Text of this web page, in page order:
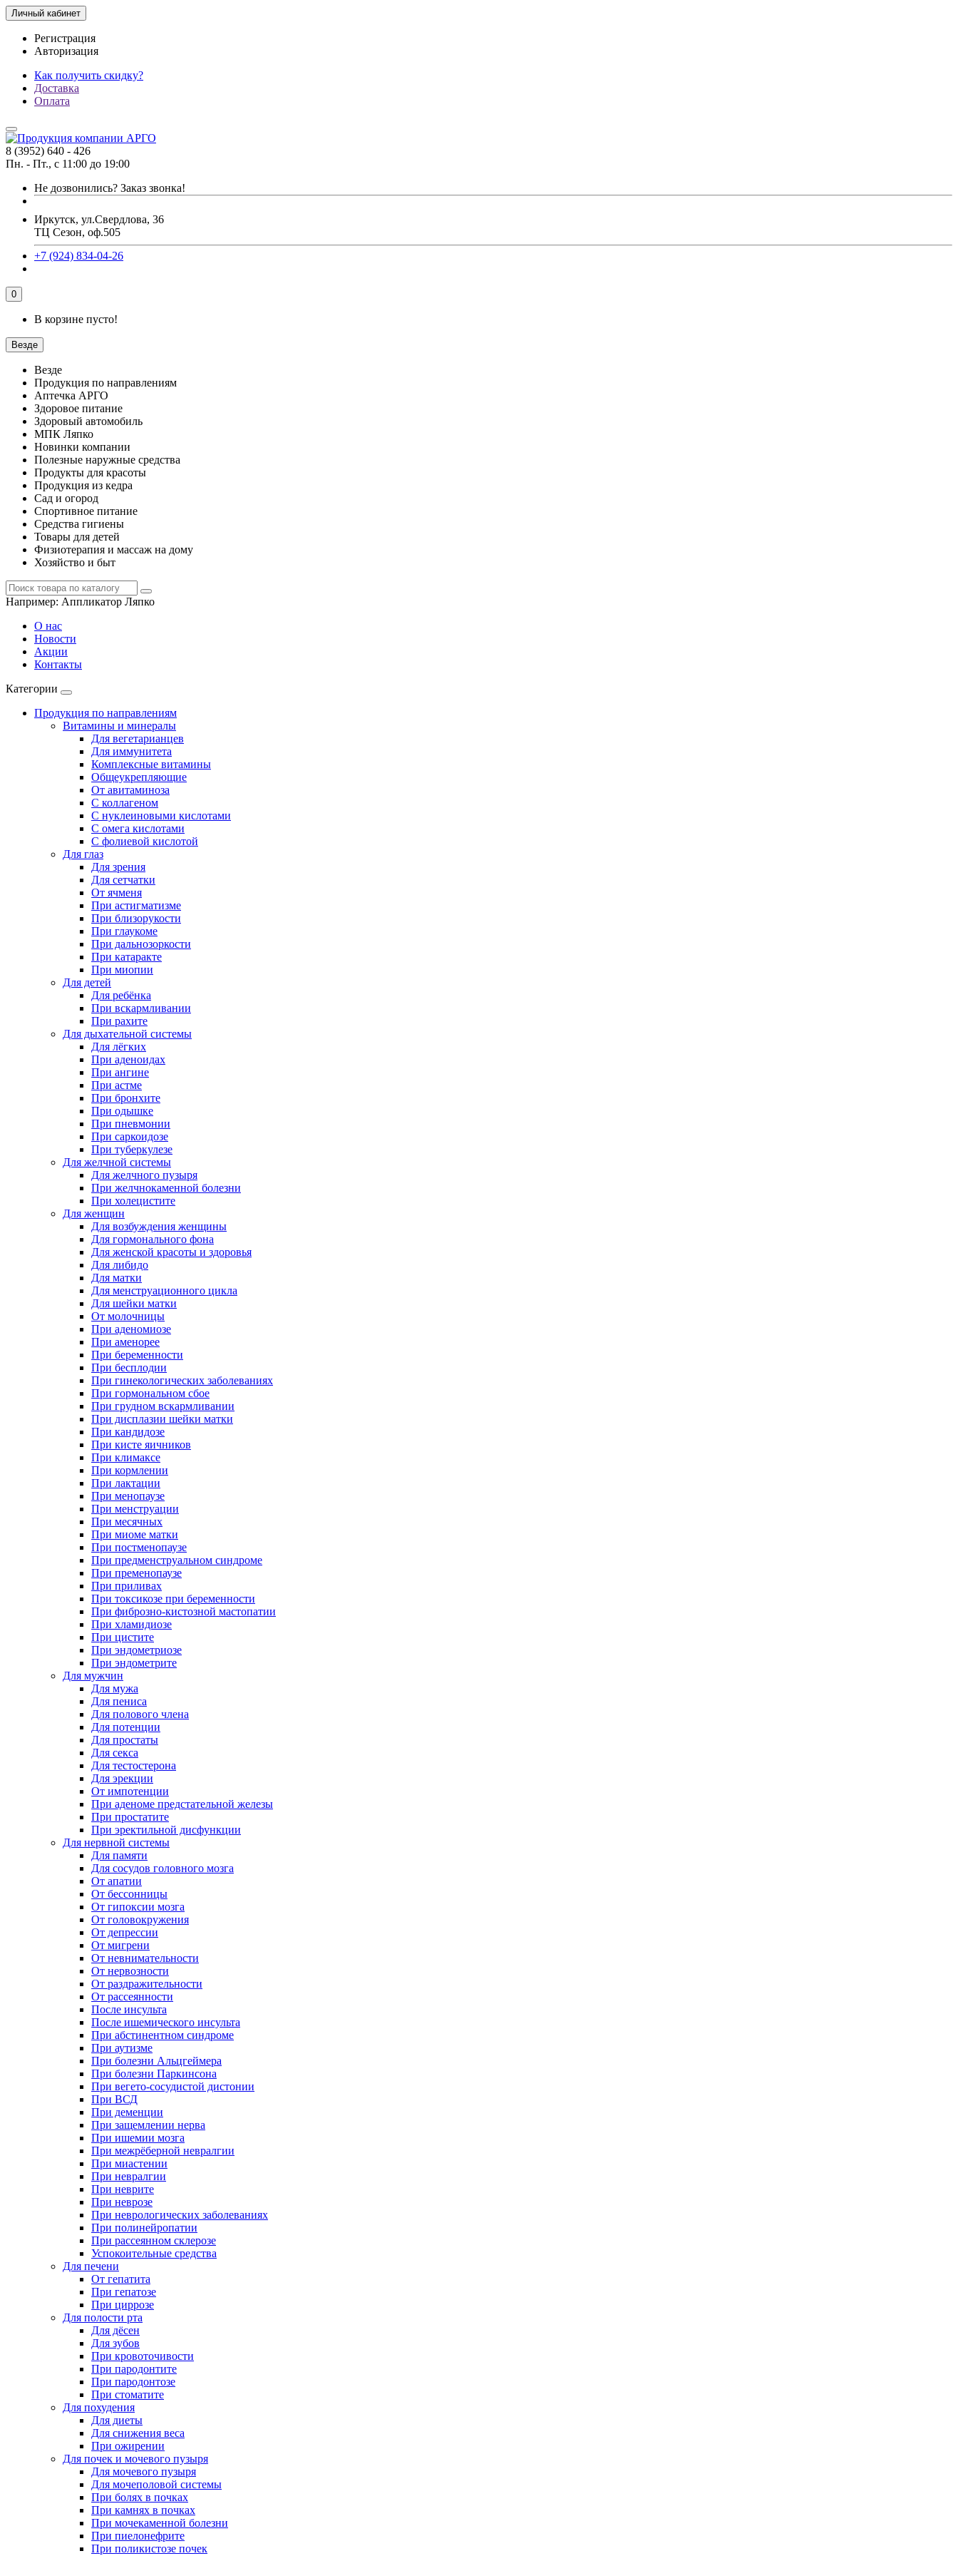
Личный кабинет
Регистрация
Авторизация
Как получить скидку?
Доставка
Оплата
8 (3952) 640 - 426
Пн. - Пт., с 11:00 до 19:00
Не дозвонились? Заказ звонка!
Иркутск, ул.Свердлова, 36
ТЦ Сезон, оф.505
+7 (924) 834-04-26
0
В корзине пусто!
Везде
Везде
Продукция по направлениям
Аптечка АРГО
Здоровое питание
Здоровый автомобиль
МПК Ляпко
Новинки компании
Полезные наружные средства
Продукты для красоты
Продукция из кедра
Сад и огород
Спортивное питание
Средства гигиены
Товары для детей
Физиотерапия и массаж на дому
Хозяйство и быт
Например: Аппликатор Ляпко
О нас
Новости
Акции
Контакты
Категории
Продукция по направлениям
Витамины и минералы
Для вегетарианцев
Для иммунитета
Комплексные витамины
Общеукрепляющие
От авитаминоза
С коллагеном
С нуклеиновыми кислотами
С омега кислотами
С фолиевой кислотой
Для глаз
Для зрения
Для сетчатки
От ячменя
При астигматизме
При близорукости
При глаукоме
При дальнозоркости
При катаракте
При миопии
Для детей
Для ребёнка
При вскармливании
При рахите
Для дыхательной системы
Для лёгких
При аденоидах
При ангине
При астме
При бронхите
При одышке
При пневмонии
При саркоидозе
При туберкулезе
Для желчной системы
Для желчного пузыря
При желчнокаменной болезни
При холецистите
Для женщин
Для возбуждения женщины
Для гормонального фона
Для женской красоты и здоровья
Для либидо
Для матки
Для менструационного цикла
Для шейки матки
От молочницы
При аденомиозе
При аменорее
При беременности
При бесплодии
При гинекологических заболеваниях
При гормональном сбое
При грудном вскармливании
При дисплазии шейки матки
При кандидозе
При кисте яичников
При климаксе
При кормлении
При лактации
При менопаузе
При менструации
При месячных
При миоме матки
При постменопаузе
При предменструальном синдроме
При пременопаузе
При приливах
При токсикозе при беременности
При фиброзно-кистозной мастопатии
При хламидиозе
При цистите
При эндометриозе
При эндометрите
Для мужчин
Для мужа
Для пениса
Для полового члена
Для потенции
Для простаты
Для секса
Для тестостерона
Для эрекции
От импотенции
При аденоме предстательной железы
При простатите
При эректильной дисфункции
Для нервной системы
Для памяти
Для сосудов головного мозга
От апатии
От бессонницы
От гипоксии мозга
От головокружения
От депрессии
От мигрени
От невнимательности
От нервозности
От раздражительности
От рассеянности
После инсульта
После ишемического инсульта
При абстинентном синдроме
При аутизме
При болезни Альцгеймера
При болезни Паркинсона
При вегето-сосудистой дистонии
При ВСД
При деменции
При защемлении нерва
При ишемии мозга
При межрёберной невралгии
При миастении
При невралгии
При неврите
При неврозе
При неврологических заболеваниях
При полинейропатии
При рассеянном склерозе
Успокоительные средства
Для печени
От гепатита
При гепатозе
При циррозе
Для полости рта
Для дёсен
Для зубов
При кровоточивости
При пародонтите
При пародонтозе
При стоматите
Для похудения
Для диеты
Для снижения веса
При ожирении
Для почек и мочевого пузыря
Для мочевого пузыря
Для мочеполовой системы
При болях в почках
При камнях в почках
При мочекаменной болезни
При пиелонефрите
При поликистозе почек